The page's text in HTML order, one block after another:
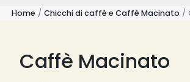
Home Chicchi di caffè e Caffè Macinato
Caffè Macinato